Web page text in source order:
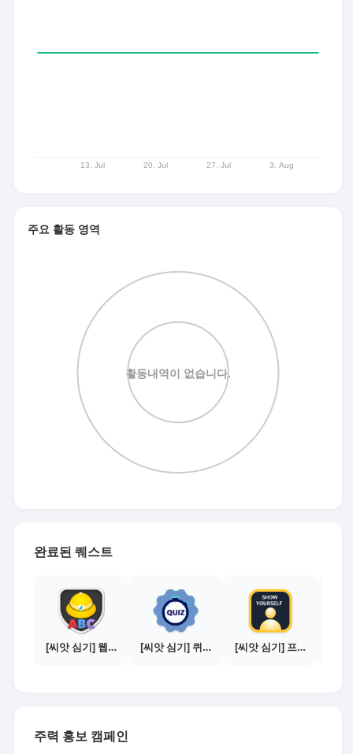
주요 활동 영역
완료된 퀘스트
[씨앗 심기] 웹툰보기 - 주의사항 편 [씨앗 심기] 퀴즈 참여하기 [씨앗 심기] 프로필 사진 등록하기
주력 홍보 캠페인